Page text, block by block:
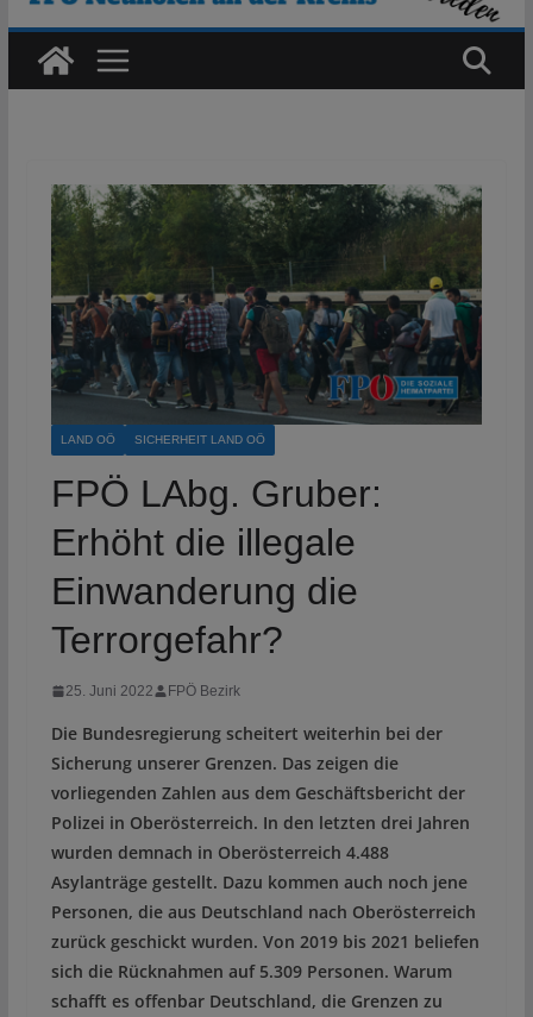
LAND OÖ SICHERHEIT LAND OÖ
FPÖ LAbg. Gruber:
Erhöht die illegale
Einwanderung die
Terrorgefahr?
25. Juni 2022 FPÖ Bezirk
Die Bundesregierung scheitert weiterhin bei der
Sicherung unserer Grenzen. Das zeigen die
vorliegenden Zahlen aus dem Geschäftsbericht der
Polizei in Oberösterreich. In den letzten drei Jahren
wurden demnach in Oberösterreich 4.488
Asylanträge gestellt. Dazu kommen auch noch jene
Personen, die aus Deutschland nach Oberösterreich
zurück geschickt wurden. Von 2019 bis 2021 beliefen
sich die Rücknahmen auf 5.309 Personen. Warum
schafft es offenbar Deutschland, die Grenzen zu